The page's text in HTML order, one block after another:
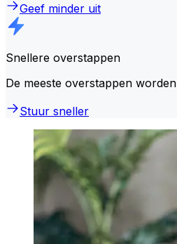
Geef minder uit
Snellere overstappen
De meeste overstappen worden
Stuur sneller